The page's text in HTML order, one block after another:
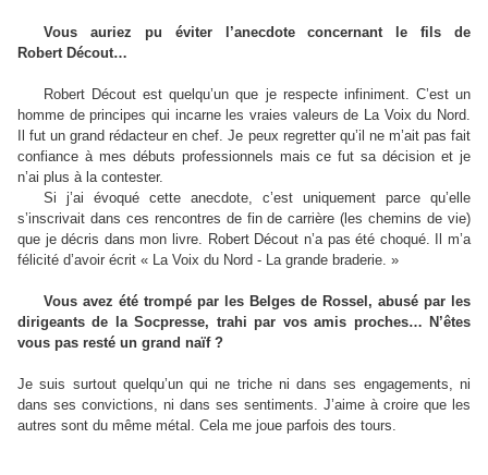
Vous auriez pu éviter l’anecdote concernant le fils de
Robert Décout…
Robert Décout est quelqu’un que je respecte infiniment. C’est un
homme de principes qui incarne les vraies valeurs de La Voix du Nord.
Il fut un grand rédacteur en chef. Je peux regretter qu’il ne m’ait pas fait
confiance à mes débuts professionnels mais ce fut sa décision et je
n’ai plus à la contester.
Si j’ai évoqué cette anecdote, c’est uniquement parce qu’elle
s’inscrivait dans ces rencontres de fin de carrière (les chemins de vie)
que je décris dans mon livre. Robert Décout n’a pas été choqué. Il m’a
félicité d’avoir écrit « La Voix du Nord - La grande braderie. »
Vous avez été trompé par les Belges de Rossel, abusé par les
dirigeants de la Socpresse, trahi par vos amis proches… N’êtes
vous pas resté un grand naïf ?
Je suis surtout quelqu’un qui ne triche ni dans ses engagements, ni
dans ses convictions, ni dans ses sentiments. J’aime à croire que les
autres sont du même métal. Cela me joue parfois des tours.